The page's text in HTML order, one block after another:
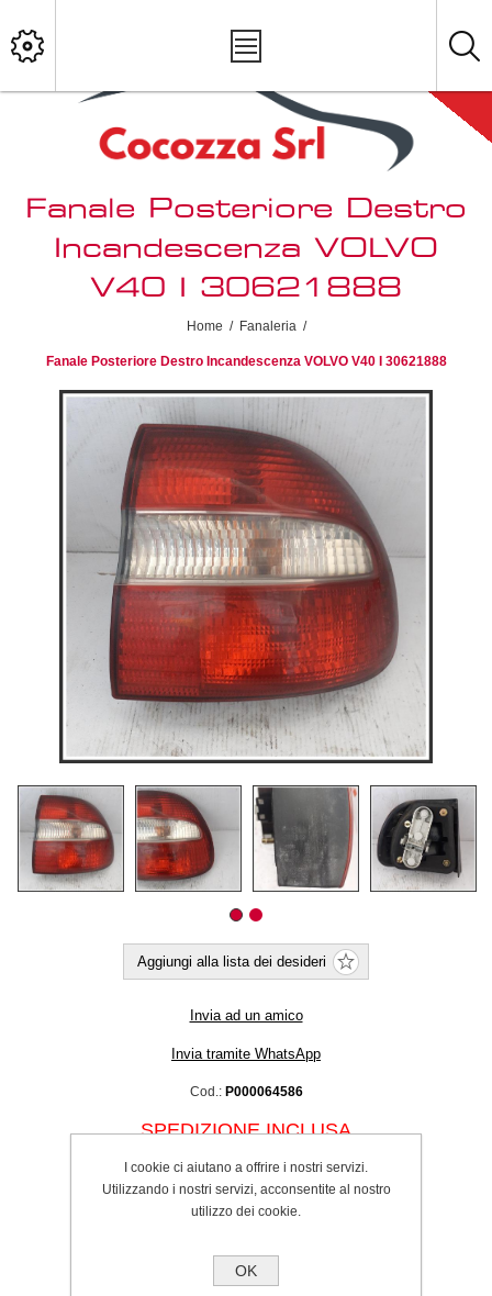
Fanale Posteriore Destro
Incandescenza VOLVO
V40 I 30621888
Home / Fanaleria /
Fanale Posteriore Destro Incandescenza VOLVO V40 I 30621888
Aggiungi alla lista dei desideri
Invia ad un amico
Invia tramite WhatsApp
Cod.: P000064586
SPEDIZIONE INCLUSA
€47.00
Acquista
I cookie ci aiutano a offrire i nostri servizi.
Utilizzando i nostri servizi, acconsentite al nostro
utilizzo dei cookie.
OK